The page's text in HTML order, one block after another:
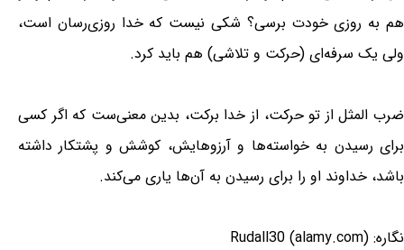
هم به روزی خودت برسی؟ شکی نیست که خدا روزی‌رسان است،
ولی یک سرفه‌ای (حرکت و تلاشی) هم باید کرد.
ضرب المثل از تو حرکت، از خدا برکت، بدین معنی‌ست که اگر کسی
برای رسیدن به خواسته‌ها و آرزوهایش، کوشش و پشتکار داشته
باشد، خداوند او را برای رسیدن به آن‌ها یاری می‌کند.
نگاره: Rudall30 (alamy.com)